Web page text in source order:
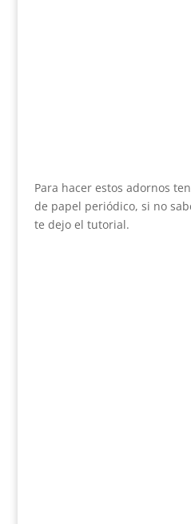
Para hacer estos adornos
de papel periódico, si no
te dejo el tutorial.